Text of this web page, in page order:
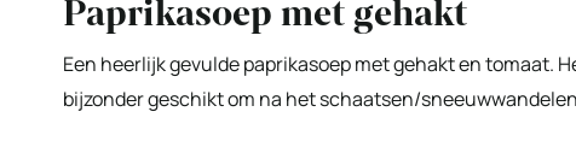
Paprikasoep met gehakt
Een heerlijk gevulde paprikasoep met gehakt en tomaat.
bijzonder geschikt om na het schaatsen/